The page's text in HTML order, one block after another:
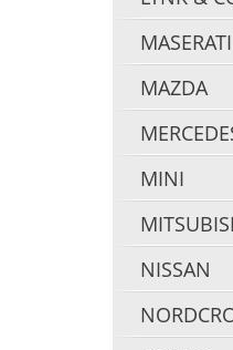
MASERATI
MAZDA
MINI
NISSAN